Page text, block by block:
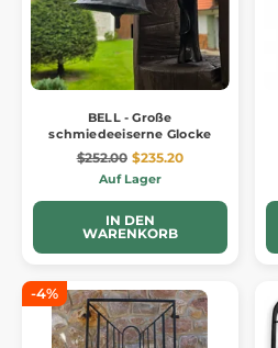
BELL - Große
schmiedeeiserne Glocke
$252.00 $235.20
Auf Lager
IN DEN
WARENKORB
-4%